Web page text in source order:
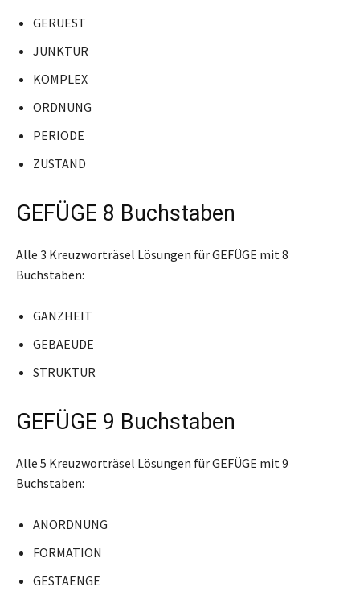
GERUEST
JUNKTUR
KOMPLEX
ORDNUNG
PERIODE
ZUSTAND
GEFÜGE 8 Buchstaben
Alle 3 Kreuzworträsel Lösungen für GEFÜGE mit 8
Buchstaben:
GANZHEIT
GEBAEUDE
STRUKTUR
GEFÜGE 9 Buchstaben
Alle 5 Kreuzworträsel Lösungen für GEFÜGE mit 9
Buchstaben:
ANORDNUNG
FORMATION
GESTAENGE